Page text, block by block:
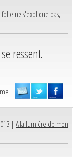
folie ne s'explique pas,
ressent.
| A la lumière de mon